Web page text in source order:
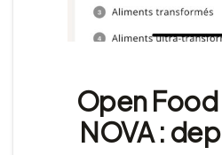
Open
NOVA :